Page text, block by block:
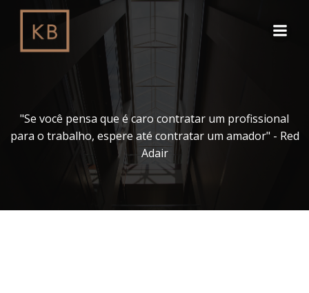
o
conteúdo
"Se você pensa que é caro contratar um profissional
para o trabalho, espere até contratar um amador" - Red
Adair